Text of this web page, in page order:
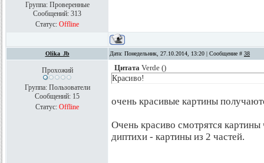
Группа: Проверенные
Сообщений: 313
Статус: Offline
Olika_Jb Дата: Понедельник, 27.10.2014, 13:20 | Сообщение # 38
Прохожий
Группа: Пользователи
Сообщений: 15
Статус: Offline
Цитата Verde ()
Красиво!
очень красивые картины
Очень красиво смотрятся
диптихи - картины из 2 частей.